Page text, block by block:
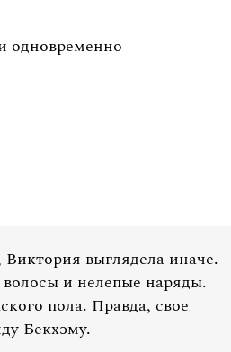
одновременно
выглядела иначе.
и нелепые наряды.
пола. Правда, свое
Бекхэму.